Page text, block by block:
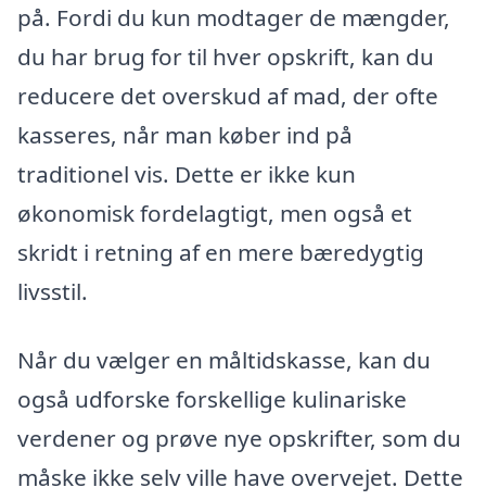
på. Fordi du kun modtager de mængder,
du har brug for til hver opskrift, kan du
reducere det overskud af mad, der ofte
kasseres, når man køber ind på
traditionel vis. Dette er ikke kun
økonomisk fordelagtigt, men også et
skridt i retning af en mere bæredygtig
livsstil.
Når du vælger en måltidskasse, kan du
også udforske forskellige kulinariske
verdener og prøve nye opskrifter, som du
måske ikke selv ville have overvejet. Dette